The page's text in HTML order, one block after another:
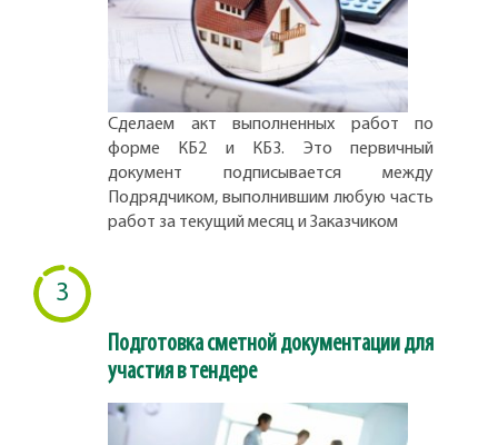
Сделаем акт выполненных работ по
форме КБ2 и КБ3. Это первичный
документ подписывается между
Подрядчиком, выполнившим любую часть
работ за текущий месяц и Заказчиком
3
Подготовка сметной документации для
участия в тендере